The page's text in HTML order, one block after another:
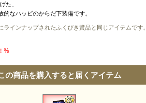
た、
なハッピのからだ下装備です。
インナップされたふくびき賞品と同じアイテムです。
%
の商品を購入すると届くアイテム